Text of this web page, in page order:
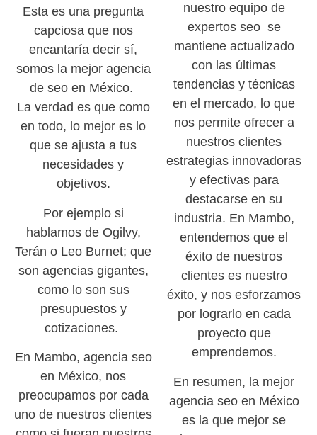
Esta es una pregunta
capciosa que nos
encantaría decir sí,
somos la mejor agencia
de seo en México.
La verdad es que como
en todo, lo mejor es lo
que se ajusta a tus
necesidades y
objetivos.
Por ejemplo si
hablamos de Ogilvy,
Terán o Leo Burnet; que
son agencias gigantes,
como lo son sus
presupuestos y
cotizaciones.
En Mambo, agencia seo
en México, nos
preocupamos por cada
uno de nuestros clientes
nuestro equipo de
expertos seo se
mantiene actualizado
con las últimas
tendencias y técnicas
en el mercado, lo que
nos permite ofrecer a
nuestros clientes
estrategias innovadoras
y efectivas para
destacarse en su
industria. En Mambo,
entendemos que el
éxito de nuestros
clientes es nuestro
éxito, y nos esforzamos
por lograrlo en cada
proyecto que
emprendemos.
En resumen, la mejor
agencia seo en México
es la que mejor se